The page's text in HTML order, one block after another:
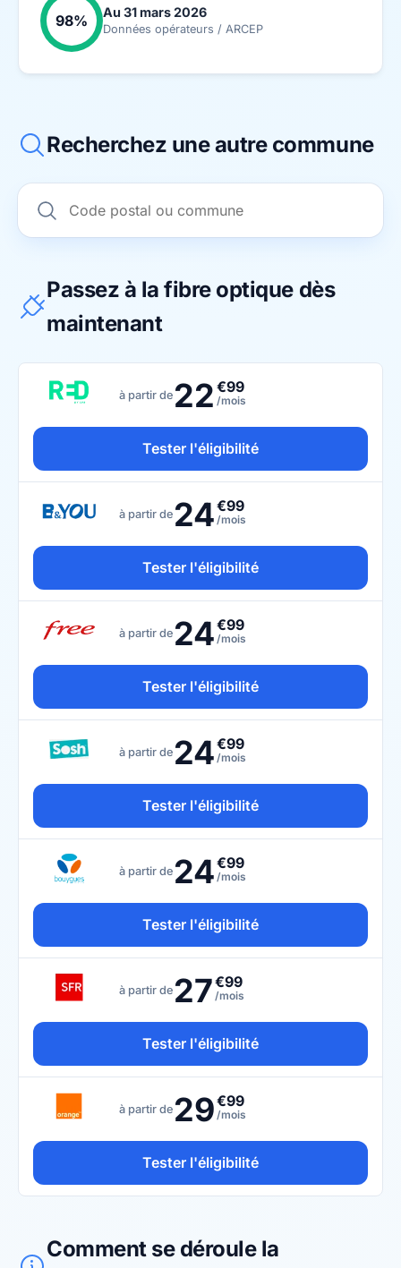
98% Au 31 mars 2026
Données opérateurs / ARCEP
Recherchez une autre commune
Passez à la fibre optique dès
maintenant
à partir de 22 €99
/mois
Tester l'éligibilité
à partir de 24€99
/mois
Tester l'éligibilité
à partir de 24€99
/mois
Tester l'éligibilité
à partir de 24€99
/mois
Tester l'éligibilité
à partir de 24€99
/mois
Tester l'éligibilité
à partir de 27€99
/mois
Tester l'éligibilité
à partir de 29€99
/mois
Tester l'éligibilité
Comment se déroule la